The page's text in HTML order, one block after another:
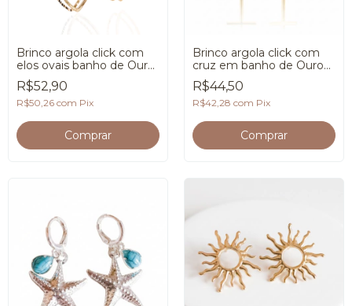
Brinco argola click com
elos ovais banho de Ouro
18K
R$52,90
R$50,26 com Pix
Brinco argola click com
cruz em banho de Ouro
18K
R$44,50
R$42,28 com Pix